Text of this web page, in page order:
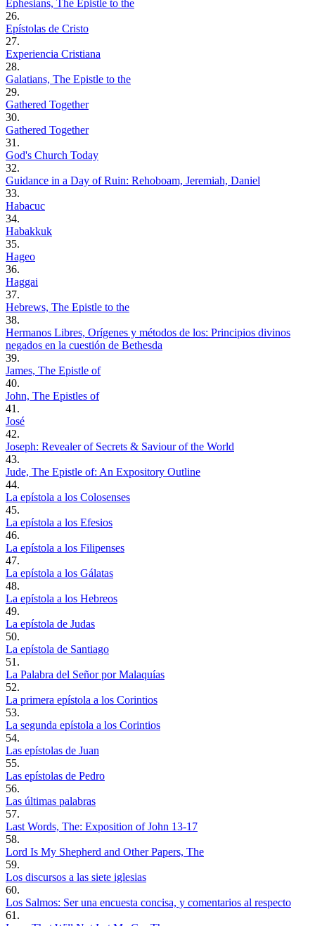
Ephesians, The Epistle to the
26.
Epístolas de Cristo
27.
Experiencia Cristiana
28.
Galatians, The Epistle to the
29.
Gathered Together
30.
Gathered Together
31.
God's Church Today
32.
Guidance in a Day of Ruin: Rehoboam, Jeremiah, Daniel
33.
Habacuc
34.
Habakkuk
35.
Hageo
36.
Haggai
37.
Hebrews, The Epistle to the
38.
Hermanos Libres, Orígenes y métodos de los: Principios divinos
negados en la cuestión de Bethesda
39.
James, The Epistle of
40.
John, The Epistles of
41.
José
42.
Joseph: Revealer of Secrets & Saviour of the World
43.
Jude, The Epistle of: An Expository Outline
44.
La epístola a los Colosenses
45.
La epístola a los Efesios
46.
La epístola a los Filipenses
47.
La epístola a los Gálatas
48.
La epístola a los Hebreos
49.
La epístola de Judas
50.
La epístola de Santiago
51.
La Palabra del Señor por Malaquías
52.
La primera epístola a los Corintios
53.
La segunda epístola a los Corintios
54.
Las epístolas de Juan
55.
Las epístolas de Pedro
56.
Las últimas palabras
57.
Last Words, The: Exposition of John 13-17
58.
Lord Is My Shepherd and Other Papers, The
59.
Los discursos a las siete iglesias
60.
Los Salmos: Ser una encuesta concisa, y comentarios al respecto
61.